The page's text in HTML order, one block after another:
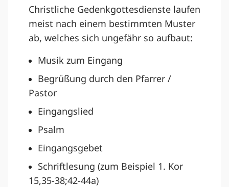
Christliche Gedenkgottesdienste laufen
meist nach einem bestimmten Muster
ab, welches sich ungefähr so aufbaut:
Musik zum Eingang
Begrüßung durch den Pfarrer /
Pastor
Eingangslied
Psalm
Eingangsgebet
Schriftlesung (zum Beispiel 1. Kor
15,35-38;42-44a)